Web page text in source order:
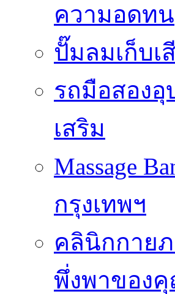
ความอดทน
ปั๊มลมเก็บ
รถมือสองอุ
เสริม
Massage
กรุงเทพฯ
คลินิกกาย
พึ่งพาของ